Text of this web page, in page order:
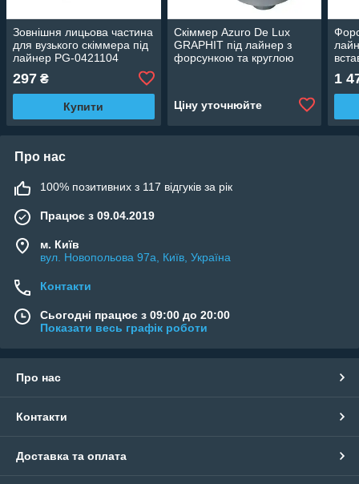
Зовнішня лицьова частина
для вузького скіммера під
лайнер PG-0421104
297 ₴
Купити
Скіммер Azuro De Lux
GRAPHIT під лайнер з
форсункою та круглою
Ціну уточнюйте
1
Про нас
100% позитивних з 117 відгуків за рік
Працює з 09.04.2019
м. Київ
вул. Новопольова 97а, Київ, Україна
Контакти
Сьогодні працює з 09:00 до 20:00
Показати весь графік роботи
Про нас
Контакти
Доставка та оплата